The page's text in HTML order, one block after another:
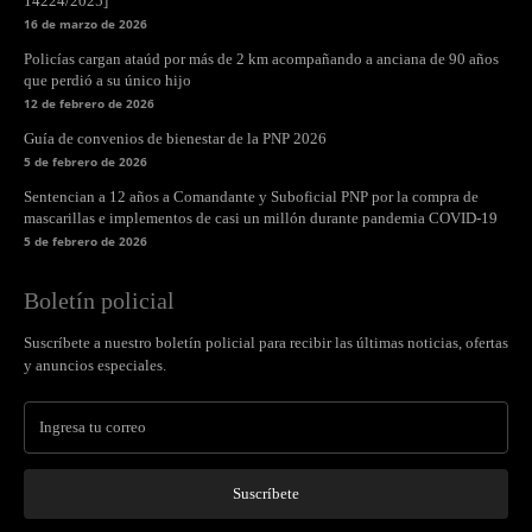
16 de marzo de 2026
Policías cargan ataúd por más de 2 km acompañando a anciana de 90 años
que perdió a su único hijo
12 de febrero de 2026
Guía de convenios de bienestar de la PNP 2026
5 de febrero de 2026
Sentencian a 12 años a Comandante y Suboficial PNP por la compra de
mascarillas e implementos de casi un millón durante pandemia COVID-19
5 de febrero de 2026
Boletín policial
Suscríbete a nuestro boletín policial para recibir las últimas noticias, ofertas
y anuncios especiales.
Suscríbete